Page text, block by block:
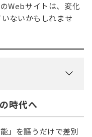
Webサイトは、変化
ないかもしれませ
時代へ
」を謳うだけで差別